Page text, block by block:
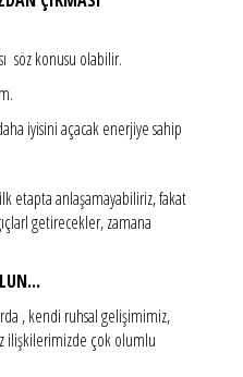
söz konusu olabilir.
iyisini açacak enerjiye sahip
etapta anlaşamayabiliriz, fakat
getirecekler, zamana
, kendi ruhsal gelişimimiz,
ilişkilerimizde çok olumlu